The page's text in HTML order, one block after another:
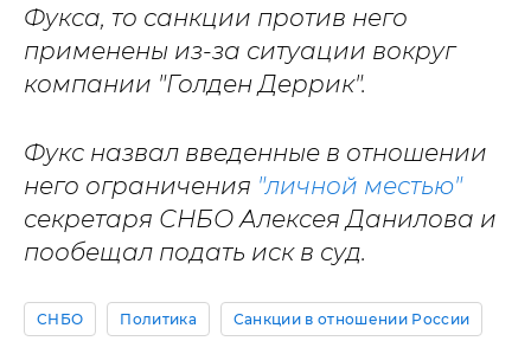
Фукса, то санкции против него
применены из-за ситуации вокруг
компании "Голден Деррик".
Фукс назвал введенные в отношении
него ограничения "личной местью"
секретаря СНБО Алексея Данилова и
пообещал подать иск в суд.
СНБО Политика Санкции в отношении России